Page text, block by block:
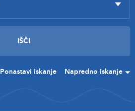
Ponastavi iskanje Napredno iskanje